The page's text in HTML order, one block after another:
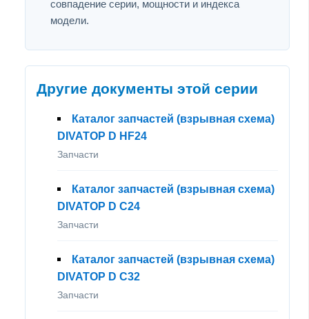
совпадение серии, мощности и индекса
модели.
Другие документы этой серии
Каталог запчастей (взрывная схема)
DIVATOP D HF24
Запчасти
Каталог запчастей (взрывная схема)
DIVATOP D C24
Запчасти
Каталог запчастей (взрывная схема)
DIVATOP D C32
Запчасти